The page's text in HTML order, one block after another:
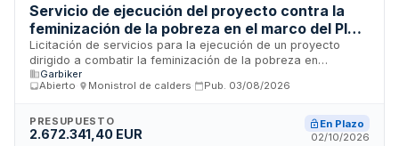
Servicio de ejecución del proyecto contra la
feminización de la pobreza en el marco del Plan
de Barrios de Barcelona con medidas de
contratación pública sostenible
Licitación de servicios para la ejecución de un proyecto
dirigido a combatir la feminización de la pobreza en
Barcelona, dentro del Plan de Barrios municipal y con el
apoyo del Plan de Barrios y Viles de Cataluña de la
prestación de servicios de acción social, incluyendo
formación profesionalizadora, orientación laboral,
Garbiker
Abierto
Monistrol de calders Pub. 03/08/2026
PRESUPUESTO
2.672.341,40 EUR
En Plazo
02/10/2026